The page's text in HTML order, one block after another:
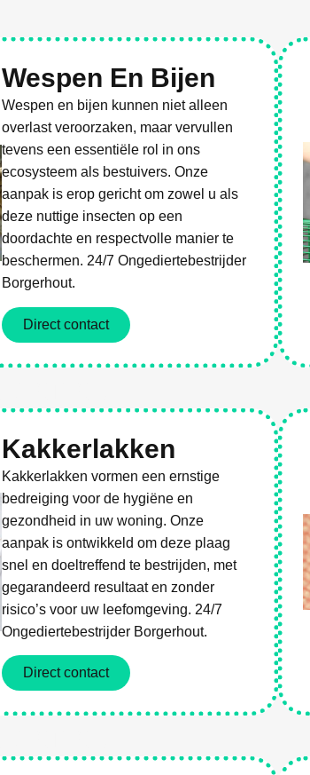
Wespen En Bijen
Wespen en bijen kunnen niet alleen
overlast veroorzaken, maar vervullen
tevens een essentiële rol in ons
ecosysteem als bestuivers. Onze
aanpak is erop gericht om zowel u als
deze nuttige insecten op een
doordachte en respectvolle manier te
beschermen. 24/7 Ongediertebestrijder
Borgerhout.
Direct contact
Kakkerlakken
Kakkerlakken vormen een ernstige
bedreiging voor de hygiëne en
gezondheid in uw woning. Onze
aanpak is ontwikkeld om deze plaag
snel en doeltreffend te bestrijden, met
gegarandeerd resultaat en zonder
risico’s voor uw leefomgeving. 24/7
Ongediertebestrijder Borgerhout.
Direct contact